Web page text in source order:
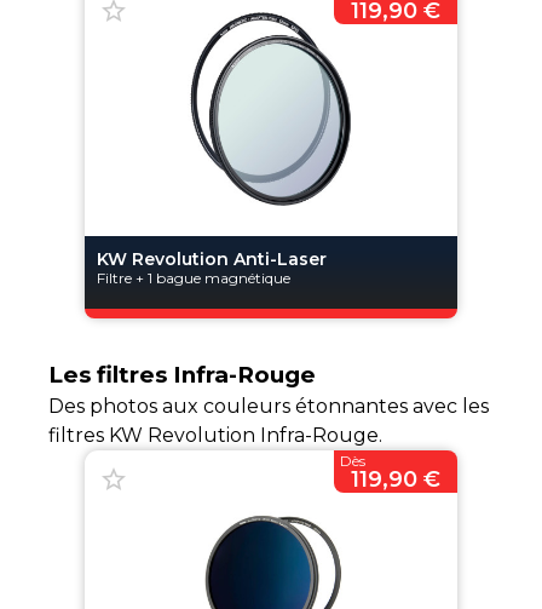
KW Revolution Anti-Laser
Filtre + 1 bague magnétique
119,90 €
Les filtres Infra-Rouge
Des photos aux couleurs étonnantes avec les
filtres KW Revolution Infra-Rouge.
Dès
119,90 €